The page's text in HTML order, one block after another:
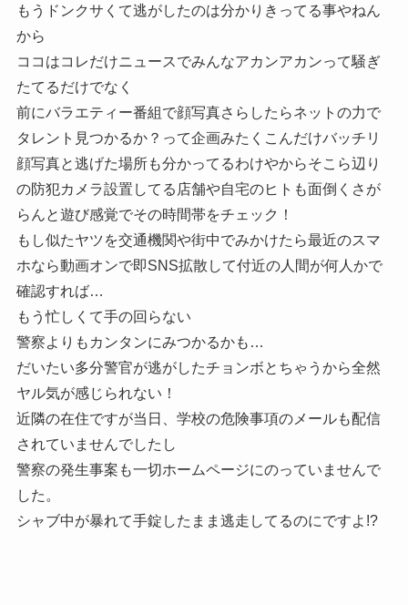
もうドンクサくて逃がしたのは分かりきってる事やねん
から
ココはコレだけニュースでみんなアカンアカンって騒ぎ
たてるだけでなく
前にバラエティー番組で顔写真さらしたらネットの力で
タレント見つかるか？って企画みたくこんだけバッチリ
顔写真と逃げた場所も分かってるわけやからそこら辺り
の防犯カメラ設置してる店舗や自宅のヒトも面倒くさが
らんと遊び感覚でその時間帯をチェック！
もし似たヤツを交通機関や街中でみかけたら最近のスマ
ホなら動画オンで即SNS拡散して付近の人間が何人かで
確認すれば…
もう忙しくて手の回らない
警察よりもカンタンにみつかるかも…
だいたい多分警官が逃がしたチョンボとちゃうから全然
ヤル気が感じられない！
近隣の在住ですが当日、学校の危険事項のメールも配信
されていませんでしたし
警察の発生事案も一切ホームページにのっていませんで
した。
シャブ中が暴れて手錠したまま逃走してるのにですよ!?